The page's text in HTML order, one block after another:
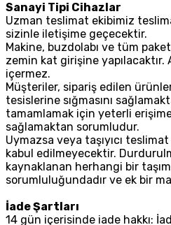
Sanayi Tipi Cihazlar
Uzman teslimat ekibimiz
sizinle iletişime geçecektir.
Makine, buzdolabı ve tüm
zemin kat girişine
içermez.
Müşteriler, sipariş edilen
tesislerine sığmasını
tamamlamak için yeterli erişime
sağlamaktan sorumludur.
Uymazsa veya taşıyıcı
kabul edilmeyecektir.
kaynaklanan herhangi bir
sorumluluğundadır ve ek bir
İade Şartları
14 gün içerisinde iade hakkı: